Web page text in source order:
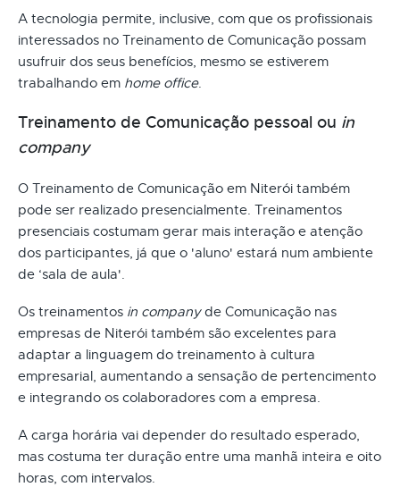
A tecnologia permite, inclusive, com que os profissionais
interessados no Treinamento de Comunicação possam
usufruir dos seus benefícios, mesmo se estiverem
trabalhando em home office.
Treinamento de Comunicação pessoal ou in
company
O Treinamento de Comunicação em Niterói também
pode ser realizado presencialmente. Treinamentos
presenciais costumam gerar mais interação e atenção
dos participantes, já que o 'aluno' estará num ambiente
de ‘sala de aula'.
Os treinamentos in companyde Comunicação nas
empresas de Niterói também são excelentes para
adaptar a linguagem do treinamento à cultura
empresarial, aumentando a sensação de pertencimento
e integrando os colaboradores com a empresa.
A carga horária vai depender do resultado esperado,
mas costuma ter duração entre uma manhã inteira e oito
horas, com intervalos.